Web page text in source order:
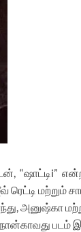
“ஷாட்டிi”
மற்றும்
அனுஷ்கா
படம்